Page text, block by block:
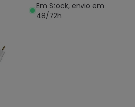
Em Stock, envio em
48/72h